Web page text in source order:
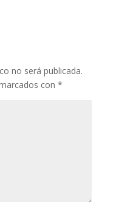
no será publicada.
con *